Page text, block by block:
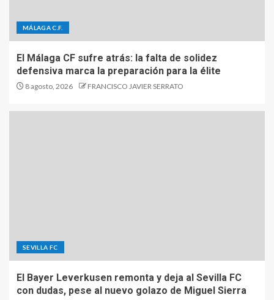
MÁLAGA C.F.
El Málaga CF sufre atrás: la falta de solidez
defensiva marca la preparación para la élite
8 agosto, 2026 FRANCISCO JAVIER SERRATO
SEVILLA FC
El Bayer Leverkusen remonta y deja al Sevilla FC
con dudas, pese al nuevo golazo de Miguel Sierra